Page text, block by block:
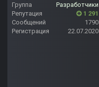
Группа
Разработчики
Репутация
1 291
Сообщений
1790
Регистрация
22.07.2020